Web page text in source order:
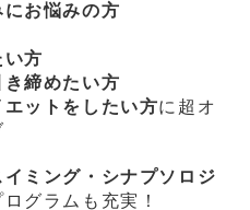
にお悩みの方
い方
き締めたい方
エットをしたい方に超オ
ミング・シナプソロジ
グラムも充実！